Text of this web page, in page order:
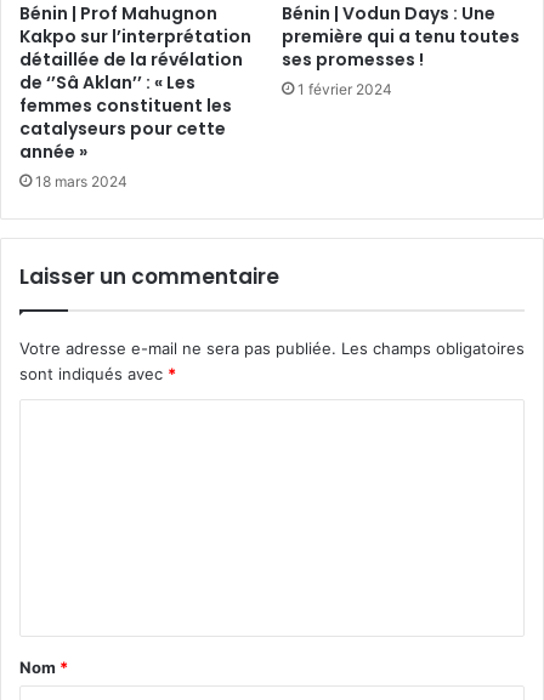
Bénin | Prof Mahugnon
Kakpo sur l’interprétation
détaillée de la révélation
de ‘’Sâ Aklan’’ : « Les
femmes constituent les
catalyseurs pour cette
année »
18 mars 2024
Bénin | Vodun Days : Une
première qui a tenu toutes
ses promesses !
1 février 2024
Laisser un commentaire
Votre adresse e-mail ne sera pas publiée. Les champs obligatoires
sont indiqués avec *
t
a
Nom *